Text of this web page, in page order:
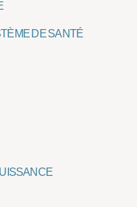
DE SANTÉ